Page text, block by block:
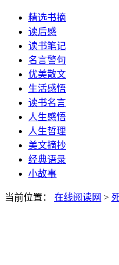
精选书摘
读后感
读书笔记
名言警句
优美散文
生活感悟
读书名言
人生感悟
人生哲理
美文摘抄
经典语录
小故事
当前位置： 在线阅读网 >